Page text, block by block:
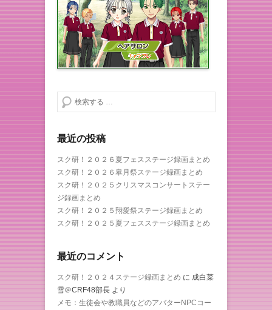
検索する
最近の投稿
スク研！２０２６夏フェスステージ録画まとめ
スク研！２０２６皐月祭ステージ録画まとめ
スク研！２０２５クリスマスコンサートステー
ジ録画まとめ
スク研！２０２５翔愛祭ステージ録画まとめ
スク研！２０２５夏フェスステージ録画まとめ
最近のコメント
スク研！２０２４ステージ録画まとめ に 成白菜
雪＠CRF48部長 より
メモ：生徒会や教職員などのアバターNPCコー